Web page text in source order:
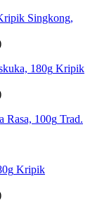
Singkong,
Kripik
Trad.
Kripik